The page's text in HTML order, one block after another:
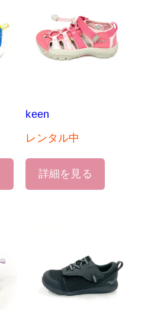
keen
レンタル中
詳細を見る